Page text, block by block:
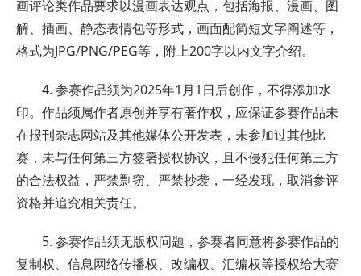
画评论类作品要求以漫画表达观点，包括海报、漫画、图
解、插画、静态表情包等形式，画面配简短文字阐述等，
格式为JPG/PNG/PEG等，附上200字以内文字介绍。
4. 参赛作品须为2025年1月1日后创作，不得添加水
印。作品须属作者原创并享有著作权，应保证参赛作品未
在报刊杂志网站及其他媒体公开发表，未参加过其他比
赛，未与任何第三方签署授权协议，且不侵犯任何第三方
的合法权益，严禁剽窃、严禁抄袭，一经发现，取消参评
资格并追究相关责任。
5. 参赛作品须无版权问题，参赛者同意将参赛作品的
复制权、信息网络传播权、改编权、汇编权等授权给大赛